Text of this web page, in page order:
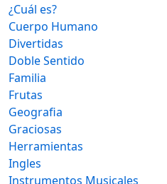
¿Cuál es?
Cuerpo Humano
Divertidas
Doble Sentido
Familia
Frutas
Geografia
Graciosas
Herramientas
Ingles
Instrumentos Musicales